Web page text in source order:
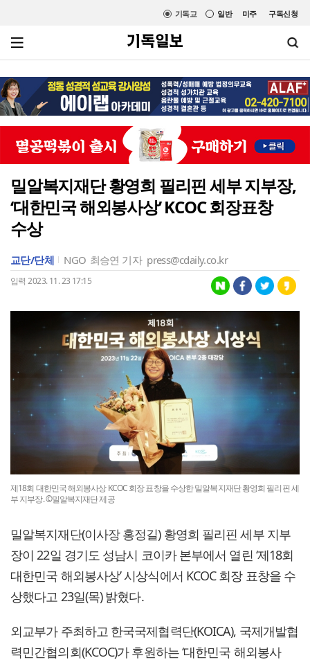
미주 구독신청
일반
기독교
밀알복지재단 황영희 필리핀 세부 지부장,
‘대한민국 해외봉사상’ KCOC 회장표창
수상
교단/단체 NGO 최승연 기자 press@cdaily.co.kr
입력 2023. 11. 23 17:15
제18회 대한민국 해외봉사상 KCOC 회장 표창을 수상한 밀알복지재단 황영희 필리핀 세
부 지부장. ©밀알복지재단 제공
밀알복지재단(이사장 홍정길) 황영희 필리핀 세부 지부
장이 22일 경기도 성남시 코이카 본부에서 열린 ‘제18회
대한민국 해외봉사상’ 시상식에서 KCOC 회장 표창을 수
상했다고 23일(목) 밝혔다.
외교부가 주최하고 한국국제협력단(KOICA), 국제개발협
력민간협의회(KCOC)가 후원하는 ‘대한민국 해외봉사